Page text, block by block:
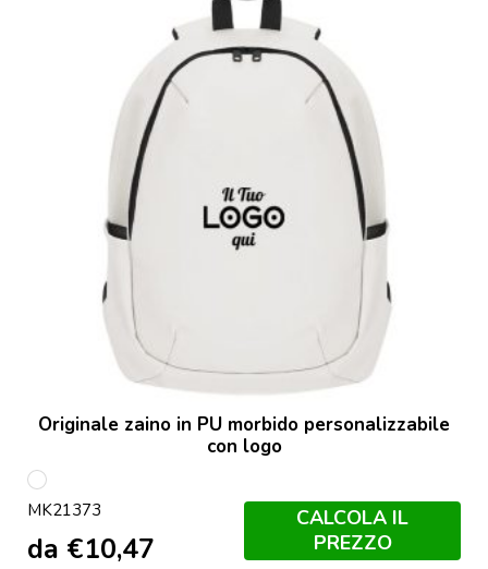
Originale zaino in PU morbido personalizzabile
con logo
Bege
MK21373
da €10,47
CALCOLA IL
PREZZO